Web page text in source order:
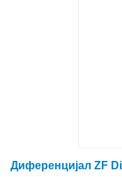
Диференцијал ZF